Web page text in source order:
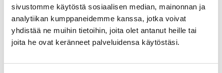
sivustomme käytöstä sosiaalisen median, mainonnan ja
analytiikan kumppaneidemme kanssa, jotka voivat
yhdistää ne muihin tietoihin, joita olet antanut heille tai
joita he ovat keränneet palveluidensa käytöstäsi.
HETI HOHTAVA 5 LITRAA HETI MATTA 5 LITRAA
HETI
HETI